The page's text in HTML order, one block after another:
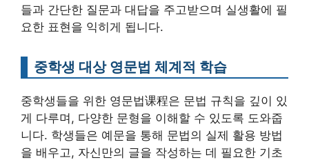
들과 간단한 질문과 대답을 주고받으며 실생활에 필
요한 표현을 익히게 됩니다.
중학생 대상 영문법 체계적 학습
중학생들을 위한 영문법课程은 문법 규칙을 깊이 있
게 다루며, 다양한 문형을 이해할 수 있도록 도와줍
니다. 학생들은 예문을 통해 문법의 실제 활용 방법
을 배우고, 자신만의 글을 작성하는 데 필요한 기초